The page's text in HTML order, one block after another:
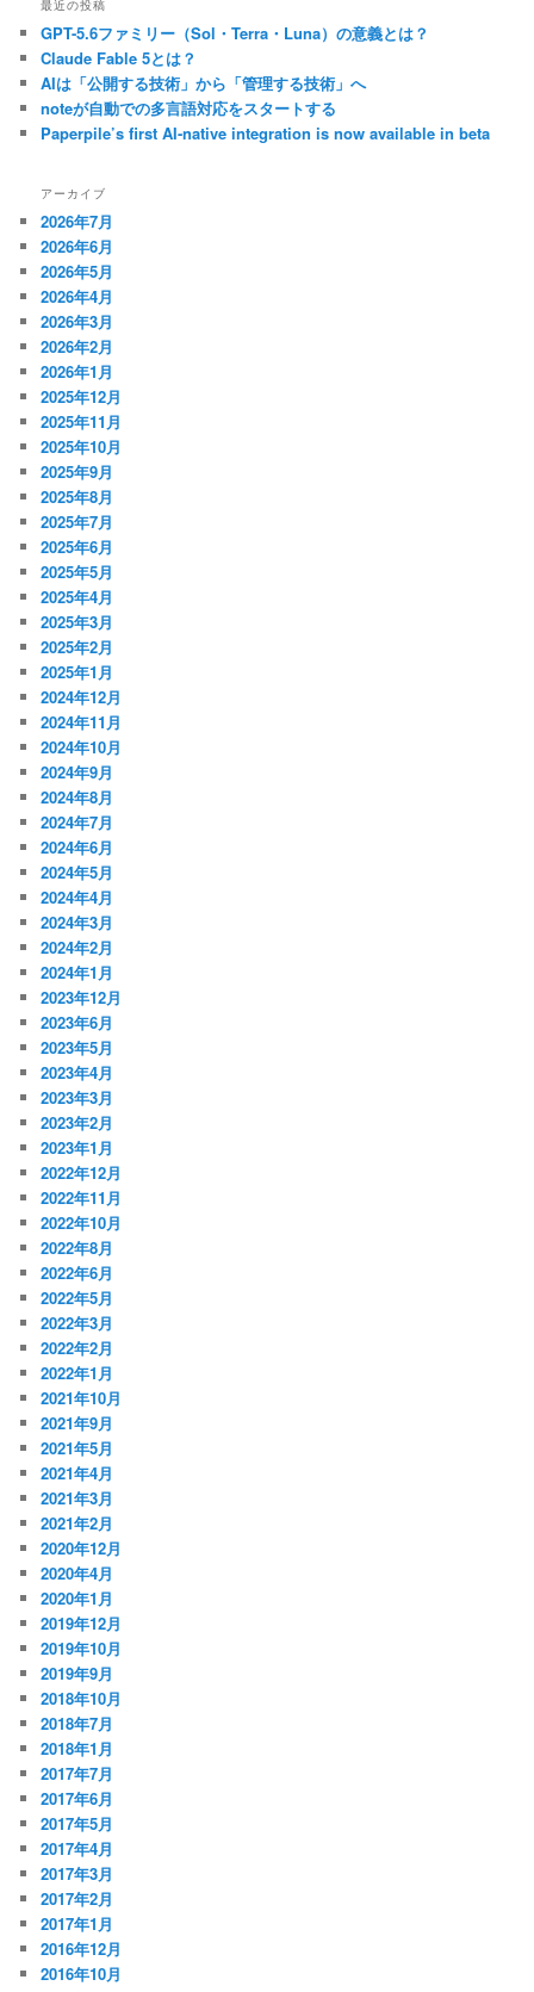
最近の投稿
GPT-5.6ファミリー（Sol・Terra・Luna）の意義とは？
Claude Fable 5とは？
AIは「公開する技術」から「管理する技術」へ
noteが自動での多言語対応をスタートする
Paperpile’s first AI-native integration is now available in beta
アーカイブ
2026年7月
2026年6月
2026年5月
2026年4月
2026年3月
2026年2月
2026年1月
2025年12月
2025年11月
2025年10月
2025年9月
2025年8月
2025年7月
2025年6月
2025年5月
2025年4月
2025年3月
2025年2月
2025年1月
2024年12月
2024年11月
2024年10月
2024年9月
2024年8月
2024年7月
2024年6月
2024年5月
2024年4月
2024年3月
2024年2月
2024年1月
2023年12月
2023年6月
2023年5月
2023年4月
2023年3月
2023年2月
2023年1月
2022年12月
2022年11月
2022年10月
2022年8月
2022年6月
2022年5月
2022年3月
2022年2月
2022年1月
2021年10月
2021年9月
2021年5月
2021年4月
2021年3月
2021年2月
2020年12月
2020年4月
2020年1月
2019年12月
2019年10月
2019年9月
2018年10月
2018年7月
2018年1月
2017年7月
2017年6月
2017年5月
2017年4月
2017年3月
2017年2月
2017年1月
2016年12月
2016年10月